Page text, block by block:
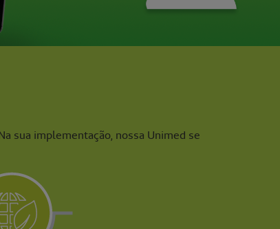
sua implementação, nossa Unimed se